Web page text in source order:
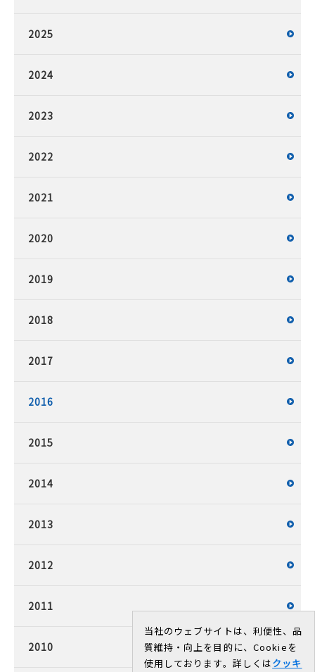
2025
2024
2023
2022
2021
2020
2019
2018
2017
2016
2015
2014
2013
2012
2011
2010
当社のウェブサイトは、利便性、品
質維持・向上を目的に、Cookieを
使用しております。詳しくはクッキ